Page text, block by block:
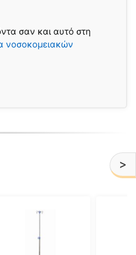
>
σαν και αυτό στη
νοσοκομειακών